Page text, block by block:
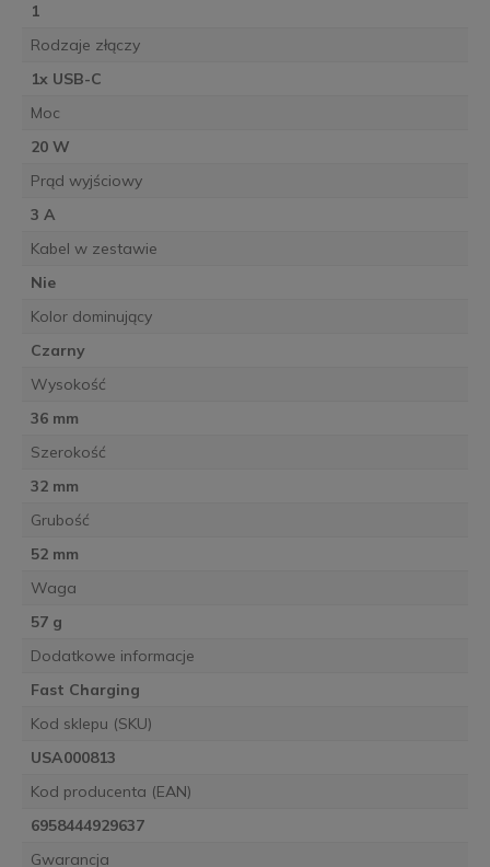
1
Rodzaje złączy
1x USB-C
Moc
20 W
Prąd wyjściowy
3 A
Kabel w zestawie
Nie
Kolor dominujący
Czarny
Wysokość
36 mm
Szerokość
32 mm
Grubość
52 mm
Waga
57 g
Dodatkowe informacje
Fast Charging
Kod sklepu (SKU)
USA000813
Kod producenta (EAN)
6958444929637
Gwarancja